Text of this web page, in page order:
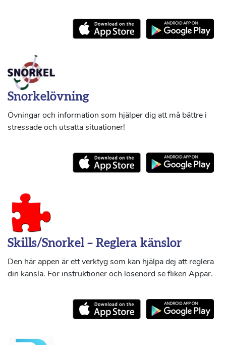
Snorkelövning
Övningar och information som hjälper dig att må bättre i
stressade och utsatta situationer!
Skills/Snorkel – Reglera känslor
Den här appen är ett verktyg som kan hjälpa dej att reglera
din känsla. För instruktioner och lösenord se fliken Appar.